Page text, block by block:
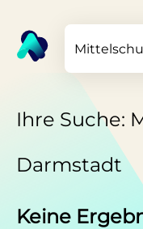
Ihre Suche:
Darmstadt
Keine